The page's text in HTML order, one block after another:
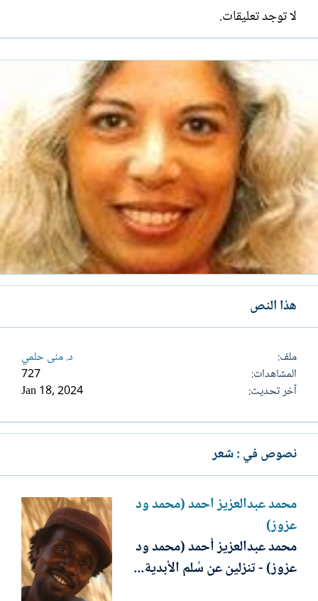
لا توجد تعليقات.
هذا النص
ملف
د. منى حلمي
المشاهدات
727
آخر تحديث
Jan 18, 2024
نصوص في : شعر
محمد عبدالعزيز أحمد (محمد ود
عزوز)
محمد عبدالعزيز أحمد (محمد ود
عزوز) - تنزلين عن سُلم الأبدية...